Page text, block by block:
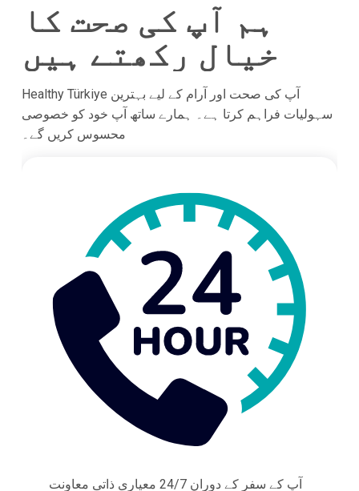
ہم آپ کی صحت کا
خیال رکھتے ہیں
Healthy Türkiye آپ کی صحت اور آرام کے لیے بہترین
سہولیات فراہم کرتا ہے۔ ہمارے ساتھ آپ خود کو خصوصی
محسوس کریں گے۔
آپ کے سفر کے دوران 24/7 معیاری ذاتی معاونت